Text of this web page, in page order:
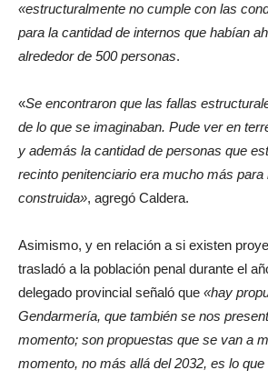
«estructuralmente no cumple con las
para la cantidad de internos que habían
alrededor de 500 personas.
«Se encontraron que las fallas
de lo que se imaginaban. Pude ver en
y además la cantidad de personas que
recinto penitenciario era mucho más para
construida», agregó Caldera.
Asimismo, y en relación a si existen
trasladó a la población penal durante el
delegado provincial señaló que «hay
Gendarmería, que también se nos
momento; son propuestas que se van a
momento, no más allá del 2032, es lo